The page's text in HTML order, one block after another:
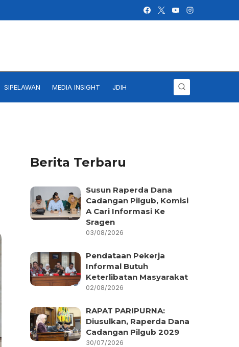
SIPELAWAN MEDIA INSIGHT JDIH
Berita Terbaru
Susun Raperda Dana
Cadangan Pilgub, Komisi
A Cari Informasi Ke
Sragen
03/08/2026
Pendataan Pekerja
Informal Butuh
Keterlibatan Masyarakat
02/08/2026
RAPAT PARIPURNA:
Diusulkan, Raperda Dana
Cadangan Pilgub 2029
30/07/2026